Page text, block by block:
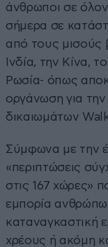
άνθρωποι σε
σήμερα σε
από τους μισούς
Ινδία, την Κίνα,
Ρωσία- όπως
οργάνωση για
δικαιωμάτων
Σύμφωνα με την
«περιπτώσεις
στις 167 χώρες»
εμπορία
καταναγκαστική
χρέους ή ακόμη